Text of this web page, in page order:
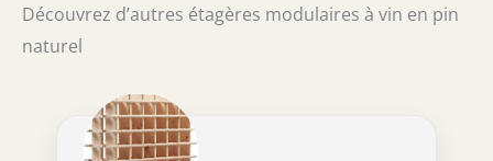
Découvrez d’autres étagères modulaires à vin en pin
naturel